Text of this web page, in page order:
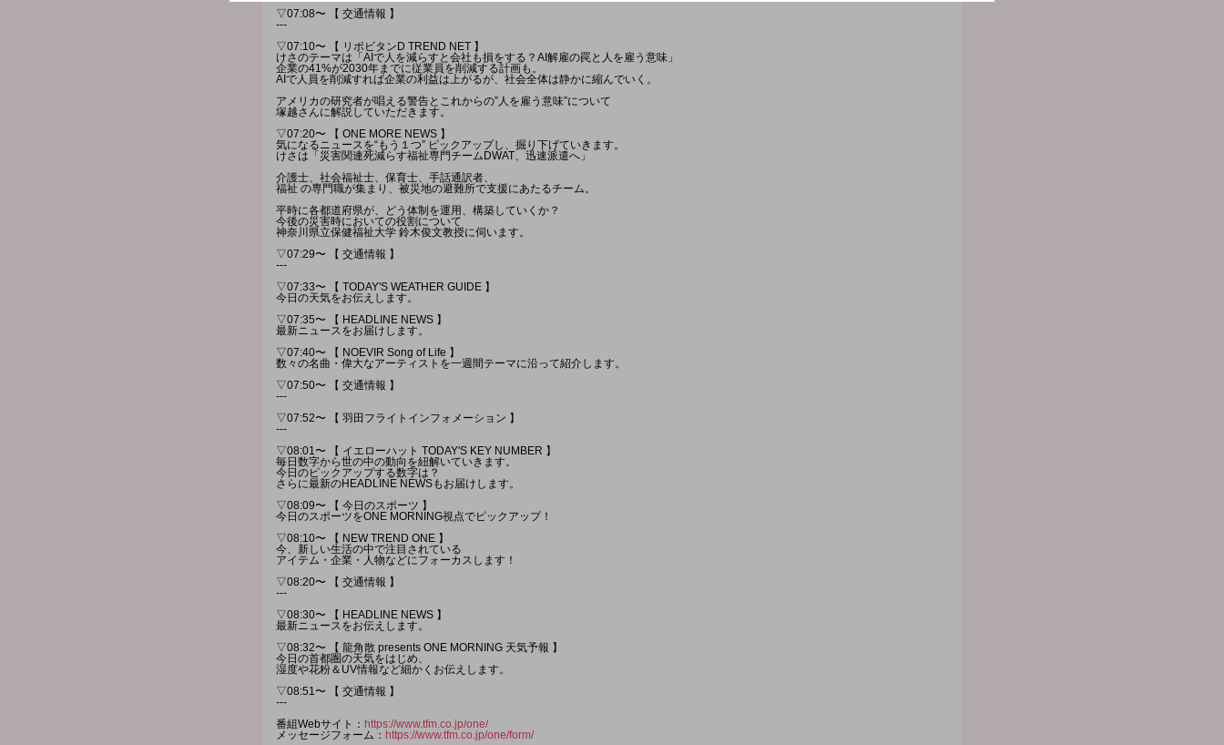
▽07:08〜 【 交通情報 】
---
▽07:10〜 【 リポビタンD TREND NET 】
けさのテーマは「AIで人を減らすと会社も損をする？AI解雇の罠と人を雇う意味」
企業の41%が2030年までに従業員を削減する計画も。
AIで人員を削減すれば企業の利益は上がるが、社会全体は静かに縮んでいく。
アメリカの研究者が唱える警告とこれからの”人を雇う意味”について
塚越さんに解説していただきます。
▽07:20〜 【 ONE MORE NEWS 】
気になるニュースを“もう１つ” ピックアップし、掘り下げていきます。
けさは「災害関連死減らす福祉専門チームDWAT、迅速派遣へ」
介護士、社会福祉士、保育士、手話通訳者、
福祉 の専門職が集まり、被災地の避難所で支援にあたるチーム。
平時に各都道府県が、どう体制を運用、構築していくか？
今後の災害時においての役割について
神奈川県立保健福祉大学 鈴木俊文教授に伺います。
▽07:29〜 【 交通情報 】
---
▽07:33〜 【 TODAY'S WEATHER GUIDE 】
今日の天気をお伝えします。
▽07:35〜 【 HEADLINE NEWS 】
最新ニュースをお届けします。
▽07:40〜 【 NOEVIR Song of Life 】
数々の名曲・偉大なアーティストを一週間テーマに沿って紹介します。
▽07:50〜 【 交通情報 】
---
▽07:52〜 【 羽田フライトインフォメーション 】
---
▽08:01〜 【 イエローハット TODAY'S KEY NUMBER 】
毎日数字から世の中の動向を紐解いていきます。
今日のピックアップする数字は？
さらに最新のHEADLINE NEWSもお届けします。
▽08:09〜 【 今日のスポーツ 】
今日のスポーツをONE MORNING視点でピックアップ！
▽08:10〜 【 NEW TREND ONE 】
今、新しい生活の中で注目されている
アイテム・企業・人物などにフォーカスします！
▽08:20〜 【 交通情報 】
---
▽08:30〜 【 HEADLINE NEWS 】
最新ニュースをお伝えします。
▽08:32〜 【 龍角散 presents ONE MORNING 天気予報 】
今日の首都圏の天気をはじめ、
湿度や花粉＆UV情報など細かくお伝えします。
▽08:51〜 【 交通情報 】
---
番組Webサイト： https://www.tfm.co.jp/one/
メッセージフォーム： https://www.tfm.co.jp/one/form/